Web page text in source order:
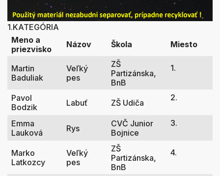
1.KATEGÓRIA
Meno a
priezvisko
Názov Škola Miesto
Martin
Baduliak
Veľký
pes
ZŠ
Partizánska,
BnB
1.
Pavol
Bodzik
Labuť ZŠ Udiča
2.
Emma
Lauková
Rys
CVČ Junior
Bojnice
3.
Marko
Latkozcy
Veľký
pes
ZŠ
Partizánska,
BnB
4.